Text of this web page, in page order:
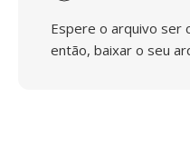
Espere o arquivo ser
então, baixar o seu